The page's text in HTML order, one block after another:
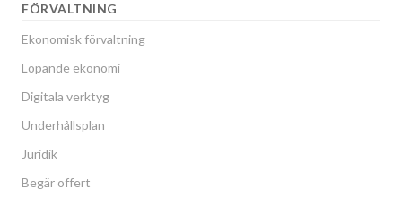
FÖRVALTNING
Ekonomisk förvaltning
Löpande ekonomi
Digitala verktyg
Underhållsplan
Juridik
Begär offert